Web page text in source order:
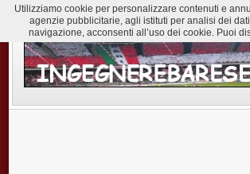
Utilizziamo cookie per personalizzare contenuti e
agenzie pubblicitarie, agli istituti per analisi dei
navigazione, acconsenti all’uso dei cookie. Puoi